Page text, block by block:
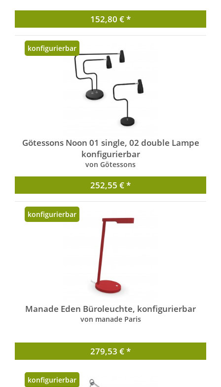
152,80 € *
Götessons Noon 01 single, 02 double Lampe
konfigurierbar
von Götessons
konfigurierbar
252,55 € *
Manade Eden Büroleuchte, konfigurierbar
von manade Paris
konfigurierbar
279,53 € *
konfigurierbar